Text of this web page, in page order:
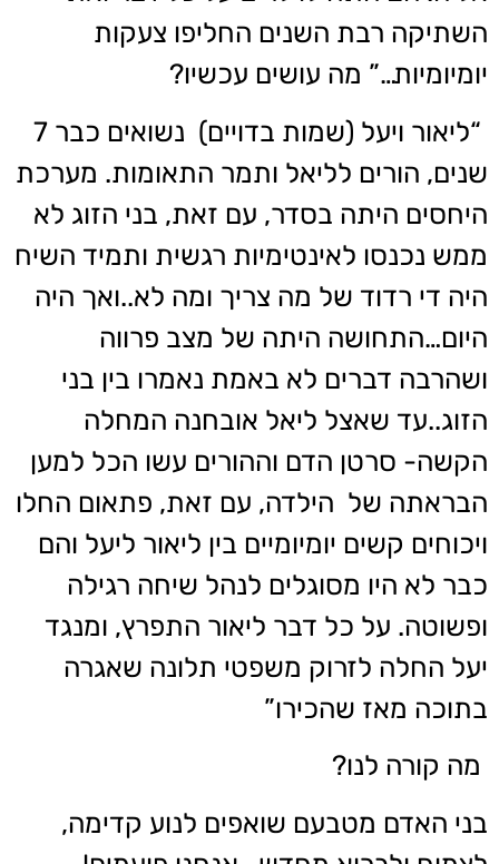
השתיקה רבת השנים החליפו צעקות
יומיומיות…” מה עושים עכשיו?
“ליאור ויעל (שמות בדויים) נשואים כבר 7
שנים, הורים לליאל ותמר התאומות. מערכת
היחסים היתה בסדר, עם זאת, בני הזוג לא
ממש נכנסו לאינטימיות רגשית ותמיד השיח
היה די רדוד של מה צריך ומה לא..ואך היה
היום…התחושה היתה של מצב פרווה
ושהרבה דברים לא באמת נאמרו בין בני
הזוג..עד שאצל ליאל אובחנה המחלה
הקשה- סרטן הדם וההורים עשו הכל למען
הבראתה של הילדה, עם זאת, פתאום החלו
ויכוחים קשים יומיומיים בין ליאור ליעל והם
כבר לא היו מסוגלים לנהל שיחה רגילה
ופשוטה. על כל דבר ליאור התפרץ, ומנגד
יעל החלה לזרוק משפטי תלונה שאגרה
בתוכה מאז שהכירו”
מה קורה לנו?
בני האדם מטבעם שואפים לנוע קדימה,